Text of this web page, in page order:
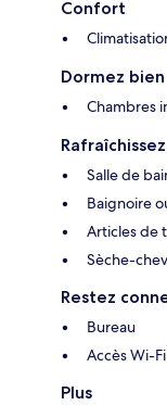
Confort
Dormez bien
Chambres
Salle de
Baignoire
Articles de
Sèche-
Restez
Bureau
Accès Wi-
Plus